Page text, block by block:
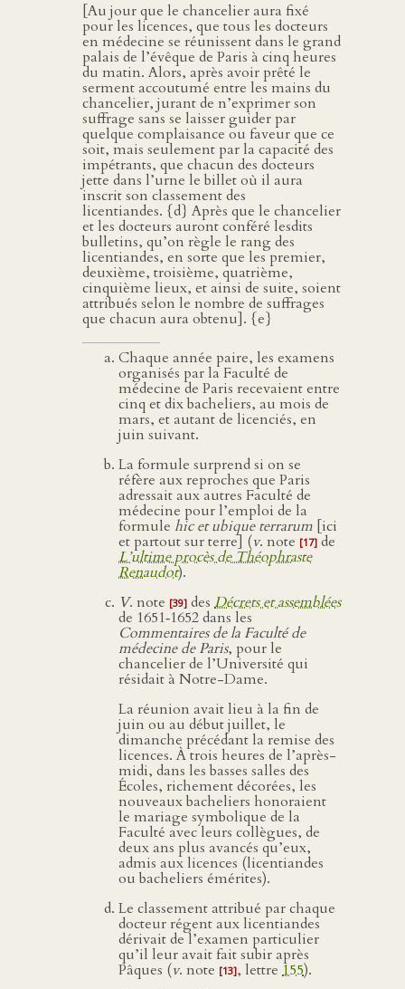
[Au jour que le chancelier aura fixé
pour les licences, que tous les docteurs
en médecine se réunissent dans le grand
palais de l’évêque de Paris à cinq heures
du matin. Alors, après avoir prêté le
serment accoutumé entre les mains du
chancelier, jurant de n’exprimer son
suffrage sans se laisser guider par
quelque complaisance ou faveur que ce
soit, mais seulement par la capacité des
impétrants, que chacun des docteurs
jette dans l’urne le billet où il aura
inscrit son classement des
licentiandes. {d} Après que le chancelier
et les docteurs auront conféré lesdits
bulletins, qu’on règle le rang des
licentiandes, en sorte que les premier,
deuxième, troisième, quatrième,
cinquième lieux, et ainsi de suite, soient
attribués selon le nombre de suffrages
que chacun aura obtenu]. {e}
Chaque année paire, les examens
organisés par la Faculté de
médecine de Paris recevaient entre
cinq et dix bacheliers, au mois de
mars, et autant de licenciés, en
juin suivant.
La formule surprend si on se
réfère aux reproches que Paris
adressait aux autres Faculté de
médecine pour l’emploi de la
formule hic et ubique terrarum [ici
et partout sur terre] (v. note [17] de
L’ultime procès de Théophraste
Renaudot).
V. note [39] des Décrets et assemblées
de 1651‑1652 dans les
Commentaires de la Faculté de
médecine de Paris, pour le
chancelier de l’Université qui
résidait à Notre-Dame.
La réunion avait lieu à la fin de
juin ou au début juillet, le
dimanche précédant la remise des
licences. À trois heures de l’après-
midi, dans les basses salles des
Écoles, richement décorées, les
nouveaux bacheliers honoraient
le mariage symbolique de la
Faculté avec leurs collègues, de
deux ans plus avancés qu’eux,
admis aux licences (licentiandes
ou bacheliers émérites).
Le classement attribué par chaque
docteur régent aux licentiandes
dérivait de l’examen particulier
qu’il leur avait fait subir après
Pâques (v. note [13], lettre 155).